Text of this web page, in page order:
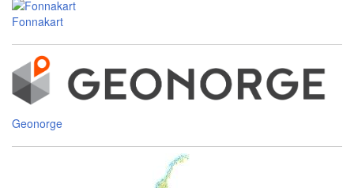
Fonnakart
Geonorge